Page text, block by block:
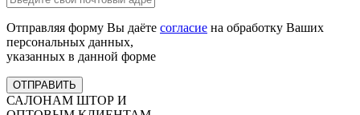
Отправляя форму Вы даёте согласие на обработку Ваших
персональных данных,
указанных в данной форме
ОТПРАВИТЬ
САЛОНАМ ШТОР И